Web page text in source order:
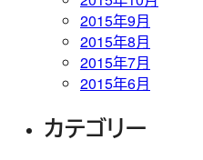
2015年9月
2015年8月
2015年7月
2015年6月
カテゴリー